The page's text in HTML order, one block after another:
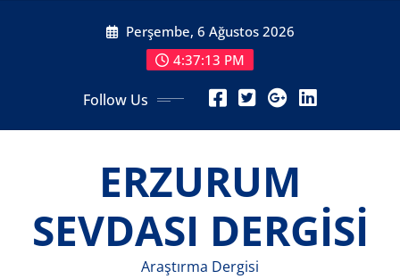
Perşembe, 6 Ağustos 2026
4:37:15 PM
Follow Us
ERZURUM
SEVDASI DERGİSİ
Araştırma Dergisi